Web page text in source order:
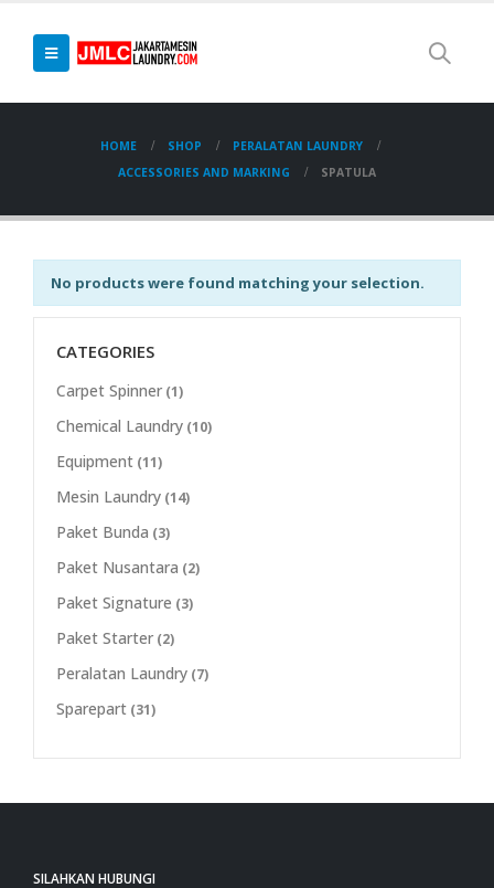
HOME SHOP
PERALATAN LAUNDRY
ACCESSORIES AND MARKING
SPATULA
No products were found matching your selection.
CATEGORIES
Carpet Spinner (1)
Chemical Laundry (10)
Equipment (11)
Mesin Laundry (14)
Paket Bunda (3)
Paket Nusantara (2)
Paket Signature (3)
Paket Starter (2)
Peralatan Laundry (7)
Sparepart (31)
SILAHKAN HUBUNGI